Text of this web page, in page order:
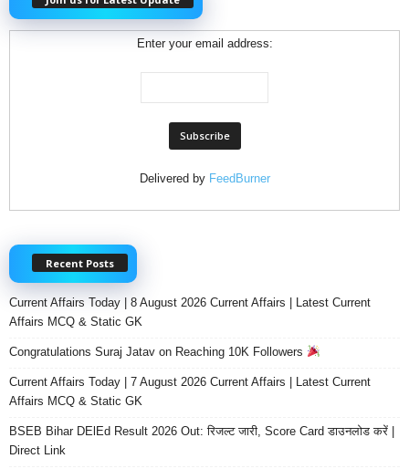
Enter your email address:
Delivered by FeedBurner
Recent Posts
Current Affairs Today | 8 August 2026 Current Affairs | Latest Current
Affairs MCQ & Static GK
Congratulations Suraj Jatav on Reaching 10K Followers
Current Affairs Today | 7 August 2026 Current Affairs | Latest Current
Affairs MCQ & Static GK
BSEB Bihar DElEd Result 2026 Out: रिजल्ट जारी, Score Card डाउनलोड करें |
Direct Link